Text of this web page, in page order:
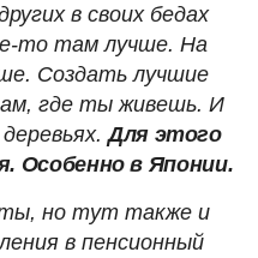
в своих бедах
то там лучше. На
Создать лучшие
где ты живешь. И
Для этого
Особенно в Японии.
но тут также и
в пенсионный